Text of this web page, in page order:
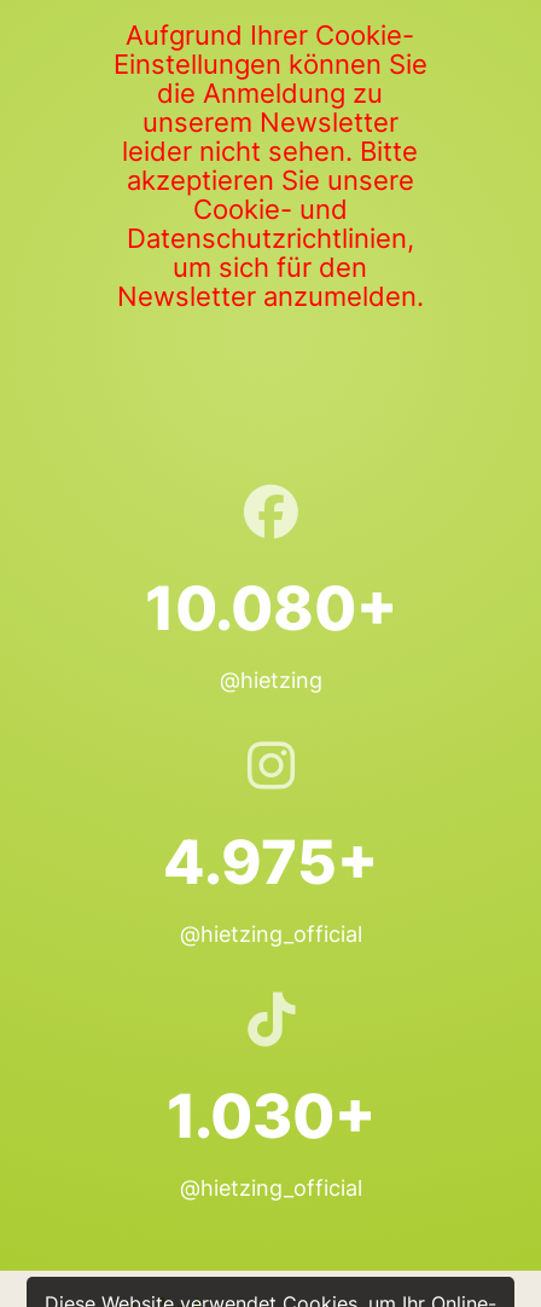
Aufgrund Ihrer Cookie-
Einstellungen können Sie
die Anmeldung zu
unserem Newsletter
leider nicht sehen. Bitte
akzeptieren Sie unsere
Cookie- und
Datenschutzrichtlinien,
um sich für den
Newsletter anzumelden.
10.080+
@hietzing
4.975+
@hietzing_official
1.030+
@hietzing_official